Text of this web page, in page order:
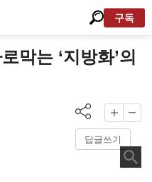
구독
막는 ‘지방화’의
답글쓰기